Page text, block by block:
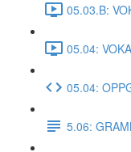
05.03.B:
05.04:
05.04:
5.06: